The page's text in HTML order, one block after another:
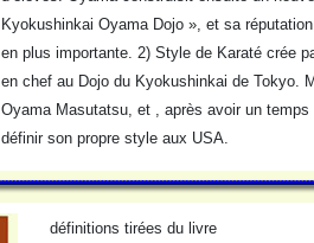
Kyokushinkai Oyama Dojo », et sa
en plus importante. 2) Style de Karaté crée
en chef au Dojo du Kyokushinkai de Tokyo.
Oyama Masutatsu, et , après avoir un
définir son propre style aux USA.
définitions tirées du livre